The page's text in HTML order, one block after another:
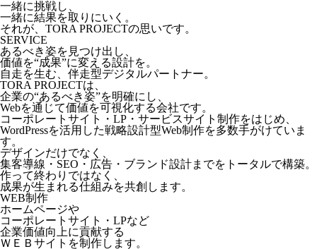
一緒に挑戦し、
一緒に結果を取りにいく。
それが、TORA PROJECTの思いです。
SERVICE
あるべき姿を見つけ出し、
価値を“成果”に変える設計を。
自走を生む、伴走型デジタルパートナー。
TORA PROJECTは、
企業の“あるべき姿”を明確にし、
Webを通じて価値を可視化する会社です。
コーポレートサイト・LP・サービスサイト制作をはじめ、
WordPressを活用した戦略設計型Web制作を多数手がけていま
す。
デザインだけでなく、
集客導線・SEO・広告・ブランド設計までをトータルで構築。
作って終わりではなく、
成果が生まれる仕組みを共創します。
WEB制作
ホームページや
コーポレートサイト・LPなど
企業価値向上に貢献する
ＷＥＢサイトを制作します。